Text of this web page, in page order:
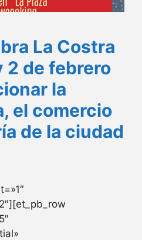
La Costra
2 de febrero
la
el comercio
de la ciudad